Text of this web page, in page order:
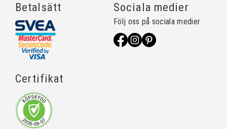
Betalsätt
Certifikat
Sociala medier
Följ oss på sociala medier